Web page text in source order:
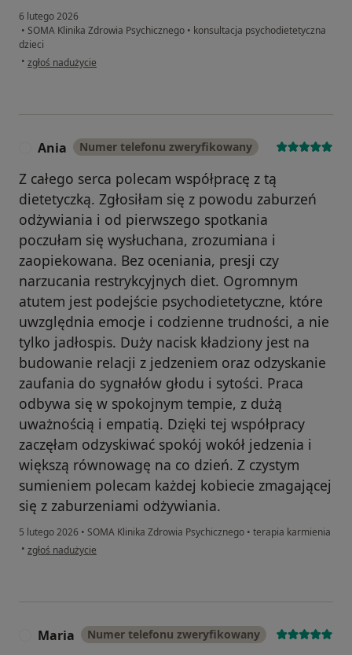
6 lutego 2026
• SOMA Klinika Zdrowia Psychicznego • konsultacja psychodietetyczna
dzieci
• w opinii użytkownika Monika
zgłoś nadużycie
Ania Numer telefonu zweryfikowany
Z całego serca polecam współpracę z tą
dietetyczką. Zgłosiłam się z powodu zaburzeń
odżywiania i od pierwszego spotkania
poczułam się wysłuchana, zrozumiana i
zaopiekowana. Bez oceniania, presji czy
narzucania restrykcyjnych diet. Ogromnym
atutem jest podejście psychodietetyczne, które
uwzględnia emocje i codzienne trudności, a nie
tylko jadłospis. Duży nacisk kładziony jest na
budowanie relacji z jedzeniem oraz odzyskanie
zaufania do sygnałów głodu i sytości. Praca
odbywa się w spokojnym tempie, z dużą
uważnością i empatią. Dzięki tej współpracy
zaczęłam odzyskiwać spokój wokół jedzenia i
większą równowagę na co dzień. Z czystym
sumieniem polecam każdej kobiecie zmagającej
się z zaburzeniami odżywiania.
5 lutego 2026 • SOMA Klinika Zdrowia Psychicznego • terapia karmienia
• w opinii użytkownika Ania
zgłoś nadużycie
Maria Numer telefonu zweryfikowany